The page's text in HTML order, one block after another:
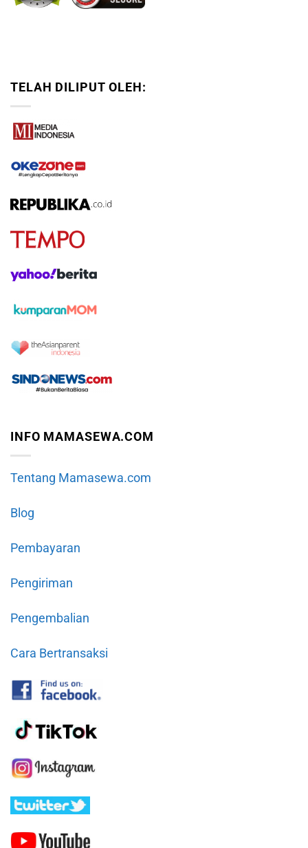
TELAH DILIPUT OLEH:
INFO MAMASEWA.COM
Tentang Mamasewa.com
Blog
Pembayaran
Pengiriman
Pengembalian
Cara Bertransaksi